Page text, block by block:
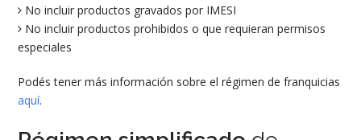
No incluir productos gravados por IMESI
No incluir productos prohibidos o que requieran permisos
especiales
Podés tener más información sobre el régimen de franquicias
aquí.